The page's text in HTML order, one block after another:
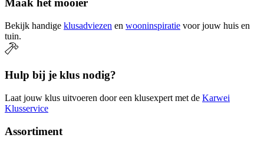
Maak het mooier
Bekijk handige klusadviezen en wooninspiratie voor jouw huis en
tuin.
Hulp bij je klus nodig?
Laat jouw klus uitvoeren door een klusexpert met de Karwei
Klusservice
Assortiment